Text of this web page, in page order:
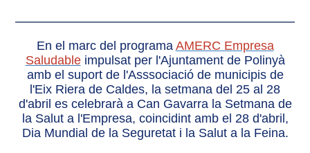
En el marc del programa AMERC Empresa
Saludableimpulsat per l'Ajuntament de Polinyà
amb el suport de l'Asssociació de municipis de
l'Eix Riera de Caldes, la setmana del 25 al 28
d'abril es celebrarà a Can Gavarra la Setmana de
la Salut a l'Empresa, coincidint amb el 28 d'abril,
Dia Mundial de la Seguretat i la Salut a la Feina.